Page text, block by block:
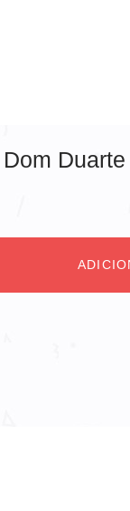
Duarte